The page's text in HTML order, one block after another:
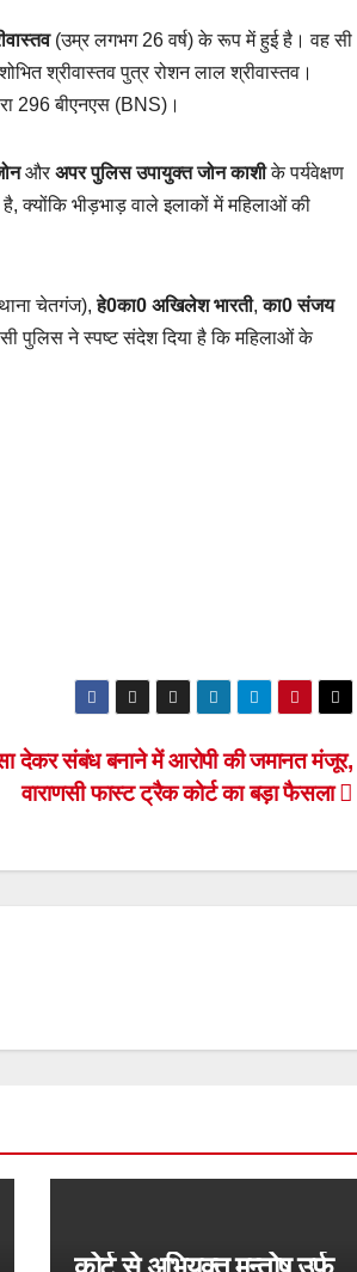
(उम्र लगभग 26 वर्ष) के रूप में हुई है। वह सी
श्रीवास्तव पुत्र रोशन लाल श्रीवास्तव।
296 बीएनएस (BNS)।
और अपर पुलिस उपायुक्त जोन काशीके पर्यवेक्षण
क्योंकि भीड़भाड़ वाले इलाकों में महिलाओं की
चेतगंज),हे0का0 अखिलेश भारती,का0 संजय
पुलिस ने स्पष्ट संदेश दिया है कि महिलाओं के
देकर संबंध बनाने में आरोपी की जमानत मंजूर,
वाराणसी फास्ट ट्रैक कोर्ट का बड़ा फैसला